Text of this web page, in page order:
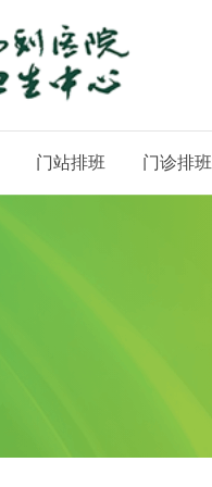
门站排班 门诊排班